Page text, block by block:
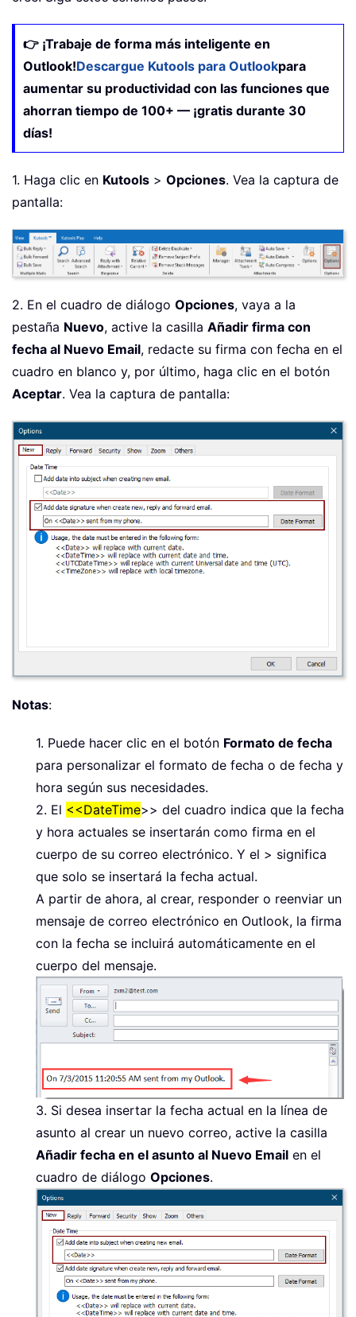
👉 ¡Trabaje de forma más inteligente en
Outlook!Descargue Kutools para Outlookpara
aumentar su productividad con las funciones que
ahorran tiempo de 100+ — ¡gratis durante 30
días!
1. Haga clic en Kutools > Opciones. Vea la captura de
pantalla:
2. En el cuadro de diálogo Opciones, vaya a la
pestaña Nuevo, active la casilla Añadir firma con
fecha al Nuevo Email, redacte su firma con fecha en el
cuadro en blanco y, por último, haga clic en el botón
Aceptar. Vea la captura de pantalla:
Notas:
1. Puede hacer clic en el botón Formato de fecha
para personalizar el formato de fecha o de fecha y
hora según sus necesidades.
2. El <<DateTime>> del cuadro indica que la fecha
y hora actuales se insertarán como firma en el
cuerpo de su correo electrónico. Y el > significa
que solo se insertará la fecha actual.
A partir de ahora, al crear, responder o reenviar un
mensaje de correo electrónico en Outlook, la firma
con la fecha se incluirá automáticamente en el
cuerpo del mensaje.
3. Si desea insertar la fecha actual en la línea de
asunto al crear un nuevo correo, active la casilla
Añadir fecha en el asunto al Nuevo Email en el
cuadro de diálogo Opciones.